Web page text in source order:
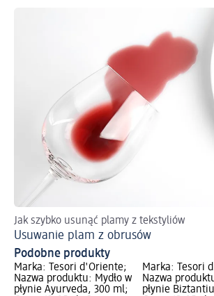
Jak szybko usunąć plamy z tekstyliów
Usuwanie plam z obrusów
Podobne produkty
Marka: Tesori d'Oriente;
Nazwa produktu: Mydło w
płynie Ayurveda, 300 ml;
Marka: Tesori
Nazwa
płynie